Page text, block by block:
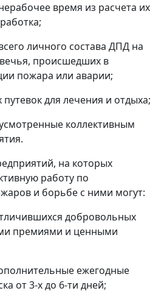
время из расчета их
личного состава ДПД на
происшедших в
пожара или аварии;
для лечения и отдыха;
коллективным
на которых
работу по
и борьбе с ними могут:
добровольных
премиями и ценными
ежегодные
от 3-х до 6-ти дней;